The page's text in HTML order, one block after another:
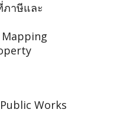
ภาษีและ
Works